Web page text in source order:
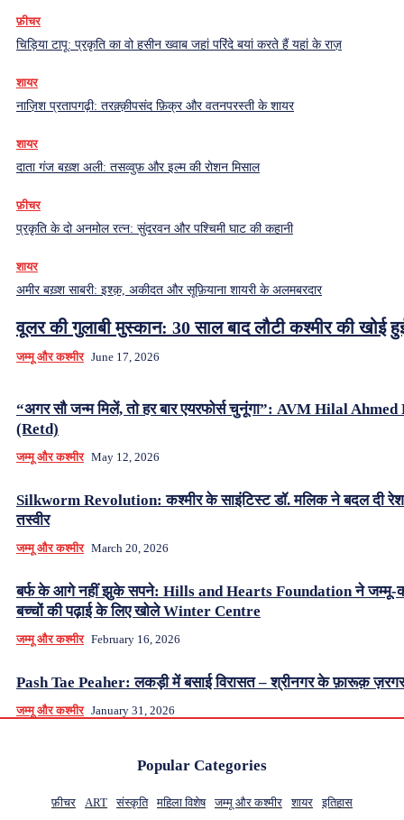
फ़ीचर
चिड़िया टापू: प्रकृति का वो हसीन ख्वाब जहां परिंदे बयां करते हैं यहां के राज़
शायर
नाज़िश प्रतापगढ़ी: तरक़्क़ीपसंद फ़िक्र और वतनपरस्ती के शायर
शायर
दाता गंज बख़्श अली: तसव्वुफ़ और इल्म की रोशन मिसाल
फ़ीचर
प्रकृति के दो अनमोल रत्न: सुंदरवन और पश्चिमी घाट की कहानी
शायर
अमीर बख़्श साबरी: इश्क़, अकीदत और सूफ़ियाना शायरी के अलमबरदार
वूलर की गुलाबी मुस्कान: 30 साल बाद लौटी कश्मीर की खोई
जम्मू और कश्मीर June 17, 2026
“अगर सौ जन्म मिलें, तो हर बार एयरफोर्स चुनूंगा”: AVM Hilal
(Retd)
जम्मू और कश्मीर May 12, 2026
Silkworm Revolution: कश्मीर के साइंटिस्ट डॉ. मलिक ने बदल दी
तस्वीर
जम्मू और कश्मीर March 20, 2026
बर्फ के आगे नहीं झुके सपने: Hills and Hearts Foundation ने जम्मू-
बच्चों की पढ़ाई के लिए खोले Winter Centre
जम्मू और कश्मीर February 16, 2026
Pash Tae Peaher: लकड़ी में बसाई विरासत – श्रीनगर के फ़ारूक़
जम्मू और कश्मीर January 31, 2026
Popular Categories
फ़ीचर ART संस्कृति महिला विशेष जम्मू और कश्मीर शायर इतिहास